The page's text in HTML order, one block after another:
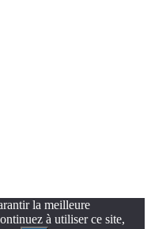
la meilleure
à utiliser ce site,